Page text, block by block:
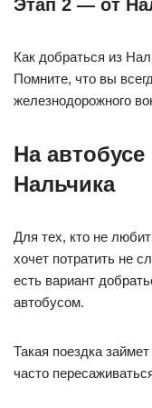
Этап 2 — от
Как добраться из
Помните, что вы
железнодорожного
На
Нальчика
Для тех, кто не
хочет потратить не
есть вариант
автобусом.
Такая поездка
часто